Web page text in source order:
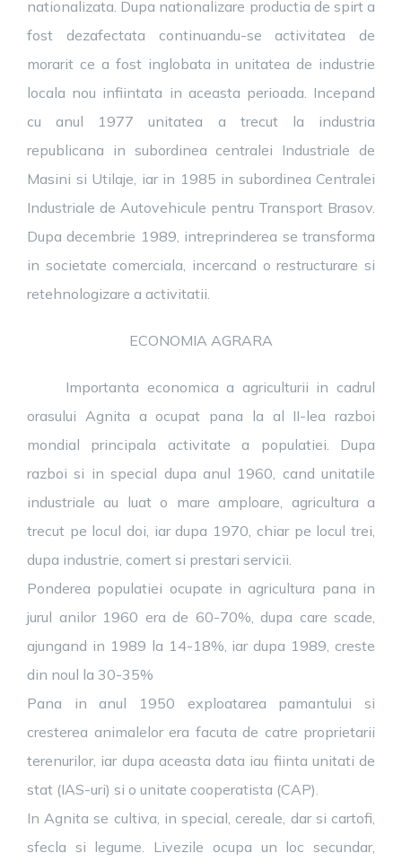
nationalizata. Dupa nationalizare productia de spirt a
fost dezafectata continuandu-se activitatea de
morarit ce a fost inglobata in unitatea de industrie
locala nou infiintata in aceasta perioada. Incepand
cu anul 1977 unitatea a trecut la industria
republicana in subordinea centralei Industriale de
Masini si Utilaje, iar in 1985 in subordinea Centralei
Industriale de Autovehicule pentru Transport Brasov.
Dupa decembrie 1989, intreprinderea se transforma
in societate comerciala, incercand o restructurare si
retehnologizare a activitatii.
ECONOMIA AGRARA
Importanta economica a agriculturii in cadrul
orasului Agnita a ocupat pana la al II-lea razboi
mondial principala activitate a populatiei. Dupa
razboi si in special dupa anul 1960, cand unitatile
industriale au luat o mare amploare, agricultura a
trecut pe locul doi, iar dupa 1970, chiar pe locul trei,
dupa industrie, comert si prestari servicii.
Ponderea populatiei ocupate in agricultura pana in
jurul anilor 1960 era de 60-70%, dupa care scade,
ajungand in 1989 la 14-18%, iar dupa 1989, creste
din noul la 30-35%
Pana in anul 1950 exploatarea pamantului si
cresterea animalelor era facuta de catre proprietarii
terenurilor, iar dupa aceasta data iau fiinta unitati de
stat (IAS-uri) si o unitate cooperatista (CAP).
In Agnita se cultiva, in special, cereale, dar si cartofi,
sfecla si legume. Livezile ocupa un loc secundar,